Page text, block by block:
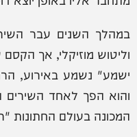
במהלך השנים עבר
וליטוש מוזיקלי, אך
ישמע" נשמע באירוע,
והוא הפך לאחד השירים
המכונה בעולם החתונות